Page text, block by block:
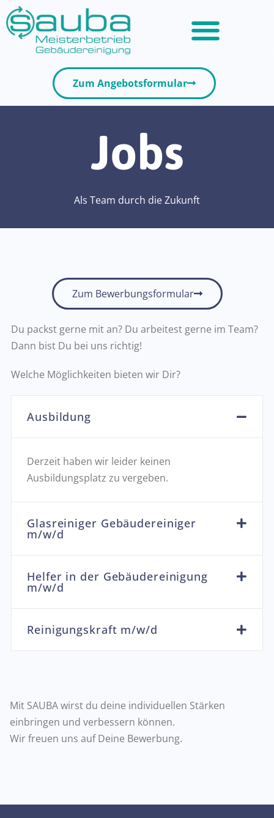
Zum Angebotsformular
Jobs
Als Team durch die Zukunft
Zum Bewerbungsformular
Du packst gerne mit an? Du arbeitest gerne im Team?
Dann bist Du bei uns richtig!
Welche Möglichkeiten bieten wir Dir?
Ausbildung
Derzeit haben wir leider keinen
Ausbildungsplatz zu vergeben.
Glasreiniger Gebäudereiniger
m/w/d
Helfer in der Gebäudereinigung
m/w/d
Reinigungskraft m/w/d
Mit SAUBA wirst du deine individuellen Stärken
einbringen und verbessern können.
Wir freuen uns auf Deine Bewerbung.